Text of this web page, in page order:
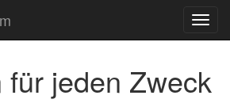
für jeden Zweck